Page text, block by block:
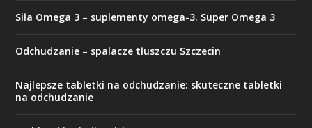
Siła Omega 3 – suplementy omega-3. Super Omega 3
Odchudzanie – spalacze tłuszczu Szczecin
Najlepsze tabletki na odchudzanie: skuteczne tabletki
na odchudzanie